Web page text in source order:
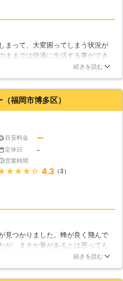
まって、大変困ってしまう状況が
ままでは快適に生活する事ができ
者に依頼して、駆除を実施しても
26日
続きを読む
福岡市博多区）
目安料金 ー
定休日 -
営業時間
4.3 （3）
見つかりました。蜂が良く飛んで
が、まさか巣があるとは思っても
、九州・蜂の巣駆除センターに駆
続きを読む